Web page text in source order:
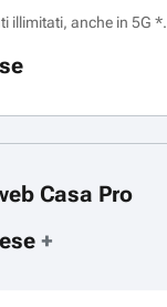
illimitati, anche in 5G *.
Casa Pro
+